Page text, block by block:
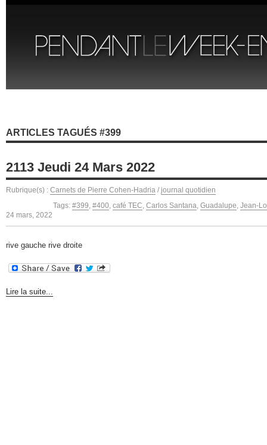
ARTICLES TAGUÉS #399
2113 Jeudi 24 Mars 2022
Rubrique(s) : Carnets de Pierre Cohen-Hadria / journal quotidien
Tags: #399, #400, café TEC, Carlos Santana, Guadalupe, Jean-
24 mars, 2022
rive gauche rive droite
Lire la suite...